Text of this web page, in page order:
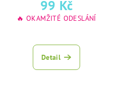
oblíbený tisk na
jedlý papír
99 Kč
🔥 OKAMŽITÉ ODESLÁNÍ
Detail